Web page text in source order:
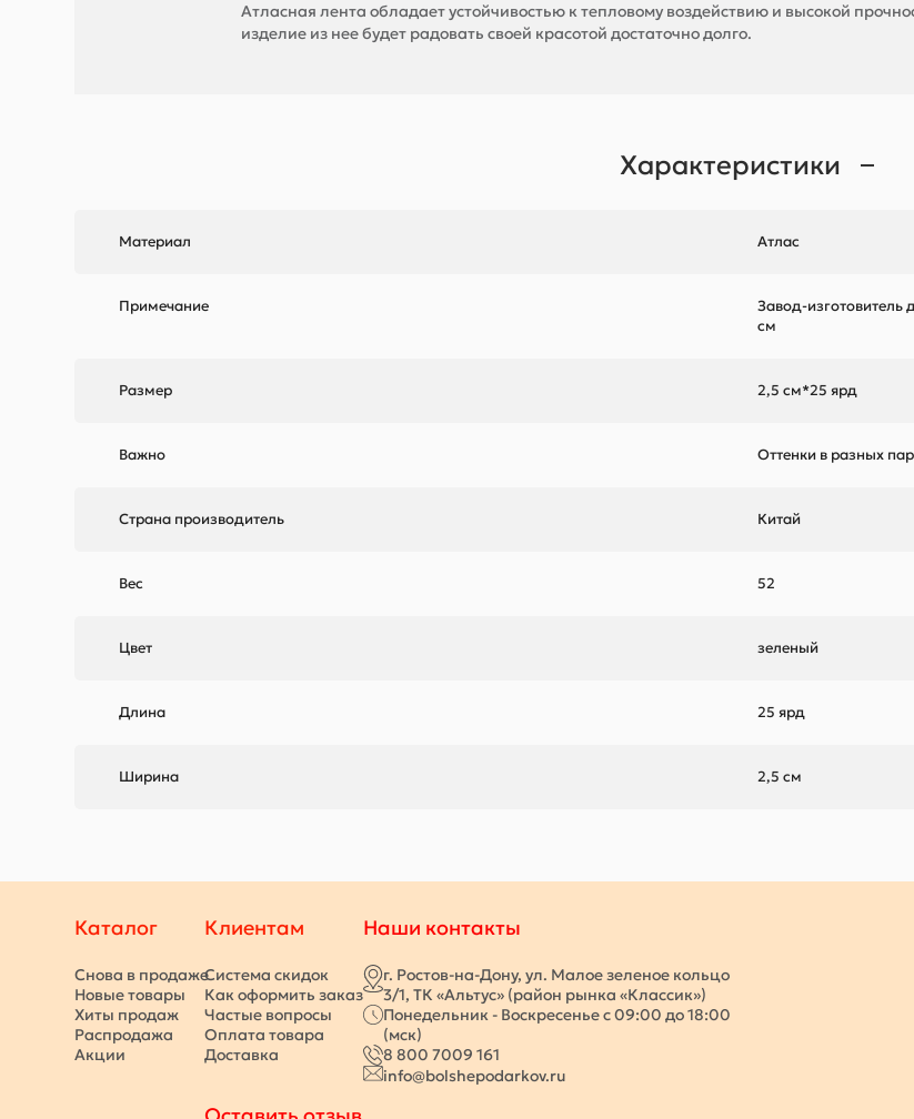
Атласная лента обладает устойчивостью к тепловому воздействию и высокой
изделие из нее будет радовать своей красотой достаточно долго.
Характеристики
Материал Атлас
Примечание
Завод-изготовитель
см
Размер 2,5 см*25 ярд
Важно Оттенки в разных
Страна производитель Китай
Вес 52
Цвет зеленый
Длина 25 ярд
Ширина 2,5 см
Каталог
Снова в продаже
Новые товары
Хиты продаж
Распродажа
Акции
Клиентам
Система скидок
Как оформить заказ
Частые вопросы
Оплата товара
Доставка
Наши контакты
г. Ростов-на-Дону, ул. Малое зеленое кольцо
3/1, ТК «Альтус» (район рынка «Классик»)
Понедельник - Воскресенье с 09:00 до 18:00
(мск)
8 800 7009 161
info@bolshepodarkov.ru